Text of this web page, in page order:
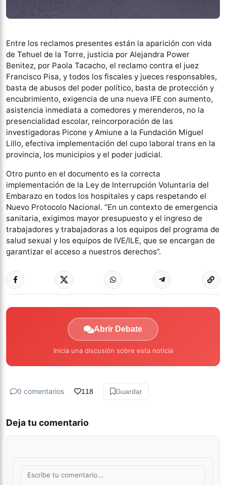
Entre los reclamos presentes están la aparición con vida
de Tehuel de la Torre, justicia por Alejandra Power
Benitez, por Paola Tacacho, el reclamo contra el juez
Francisco Pisa, y todos los fiscales y jueces responsables,
basta de abusos del poder político, basta de protección y
encubrimiento, exigencia de una nueva IFE con aumento,
asistencia inmediata a comedores y merenderos, no la
presencialidad escolar, reincorporación de las
investigadoras Picone y Amiune a la Fundación Miguel
Lillo, efectiva implementación del cupo laboral trans en la
provincia, los municipios y el poder judicial.
Otro punto en el documento es la correcta
implementación de la Ley de Interrupción Voluntaria del
Embarazo en todos los hospitales y caps respetando el
Nuevo Protocolo Nacional. “En un contexto de emergencia
sanitaria, exigimos mayor presupuesto y el ingreso de
trabajadores y trabajadoras a los equipos del programa de
salud sexual y los equipos de IVE/ILE, que se encargan de
garantizar el acceso a nuestros derechos”.
Abrir Debate
Inicia una discusión sobre esta noticia
0 comentarios 118 Guardar
Deja tu comentario